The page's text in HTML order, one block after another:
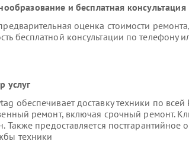
и бесплатная консультация
оценка стоимости
бесплатной консультации по телефону
услуг
обеспечивает доставку техники по
ремонт, включая срочный ремонт.
Также предоставляется постгарантийное
техники